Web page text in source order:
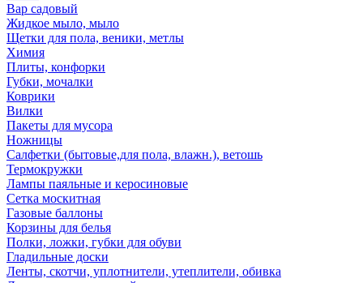
Вар садовый
Жидкое мыло, мыло
Щетки для пола, веники, метлы
Химия
Плиты, конфорки
Губки, мочалки
Коврики
Вилки
Пакеты для мусора
Ножницы
Салфетки (бытовые,для пола, влажн.), ветошь
Термокружки
Лампы паяльные и керосиновые
Сетка москитная
Газовые баллоны
Корзины для белья
Полки, ложки, губки для обуви
Гладильные доски
Ленты, скотчи, уплотнители, утеплители, обивка